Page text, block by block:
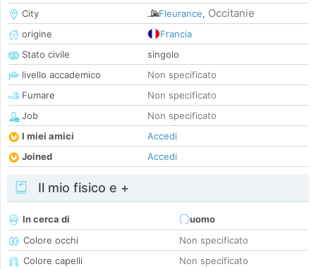
City
Fleurance, Occitanie
origine
Francia
Stato civile
singolo
livello accademico
Non specificato
Fumare
Non specificato
Job
Non specificato
I miei amici
Accedi
Joined
Accedi
Il mio fisico e +
In cerca di
uomo
Colore occhi
Non specificato
Colore capelli
Non specificato